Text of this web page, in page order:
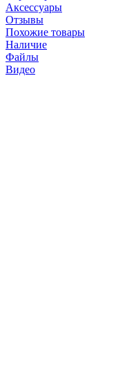
Аксессуары
Отзывы
Похожие товары
Наличие
Файлы
Видео